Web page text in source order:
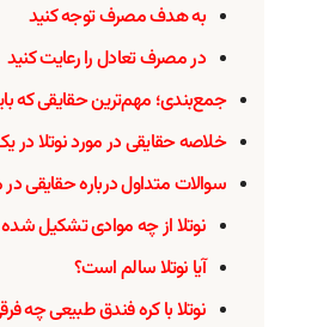
به هدف مصرف توجه کنید
در مصرف تعادل را رعایت کنید
جمع‌بندی؛ مهم‌ترین حقایقی که
خلاصه حقایقی در مورد نوتلا در
سوالات متداول درباره حقایقی در
نوتلا از چه موادی تشکیل
آیا نوتلا سالم است؟
نوتلا با کره فندق طبیعی چه